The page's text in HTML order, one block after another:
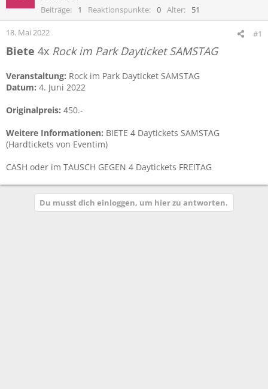
l
e
r
l
l
m
Beiträge
1 Reaktionspunkte 0 Alter 51
18. Mai 2022 #1
Biete 4x Rock im Park Dayticket SAMSTAG
Veranstaltung: Rock im Park Dayticket SAMSTAG
Datum: 4. Juni 2022
Originalpreis: 450.-
Weitere Informationen: BIETE 4 Daytickets SAMSTAG
(Hardtickets von Eventim)
CASH oder im TAUSCH GEGEN 4 Daytickets FREITAG
Du musst dich einloggen, um hier zu antworten.